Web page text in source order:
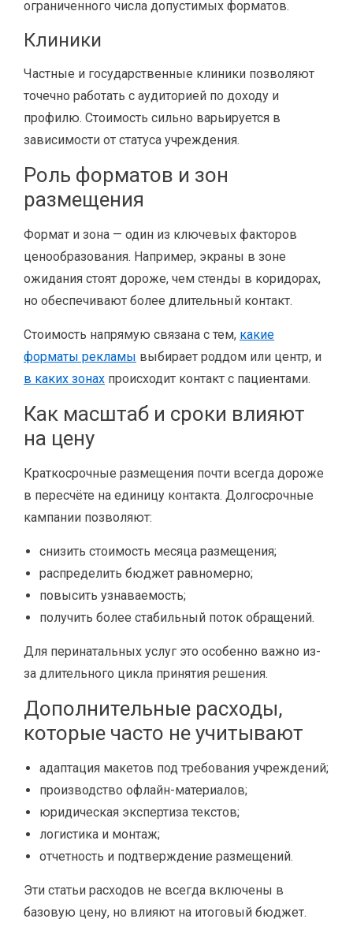
ограниченного числа допустимых форматов.
Клиники
Частные и государственные клиники позволяют
точечно работать с аудиторией по доходу и
профилю. Стоимость сильно варьируется в
зависимости от статуса учреждения.
Роль форматов и зон
размещения
Формат и зона — один из ключевых факторов
ценообразования. Например, экраны в зоне
ожидания стоят дороже, чем стенды в коридорах,
но обеспечивают более длительный контакт.
Стоимость напрямую связана с тем, какие
форматы рекламы выбирает роддом или центр, и
в каких зонах происходит контакт с пациентами.
Как масштаб и сроки влияют
на цену
Краткосрочные размещения почти всегда дороже
в пересчёте на единицу контакта. Долгосрочные
кампании позволяют:
снизить стоимость месяца размещения;
распределить бюджет равномерно;
повысить узнаваемость;
получить более стабильный поток обращений.
Для перинатальных услуг это особенно важно из-
за длительного цикла принятия решения.
Дополнительные расходы,
которые часто не учитывают
адаптация макетов под требования учреждений;
производство офлайн-материалов;
юридическая экспертиза текстов;
логистика и монтаж;
отчетность и подтверждение размещений.
Эти статьи расходов не всегда включены в
базовую цену, но влияют на итоговый бюджет.